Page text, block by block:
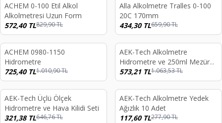
%31
ACHEM 0-100 Etil Alkol
Alkolmetresi Uzun Form
572,40TL829,90TL
%34
Alla Alkolmetre Tralles 0-100
20C 170mm
434,30TL659,90TL
%28
ACHEM 0980-1150
Hidrometre
725,40TL1.010,90TL
%46
AEK-Tech Alkolmetre
Hidrometre ve 250ml Mezür
Seti
573,21TL1.063,53TL
%50
AEK-Tech Üçlü Ölçek
Hidrometre ve Hava Kilidi Seti
321,38TL646,76TL
%58
AEK-Tech Alkolmetre Yedek
Ağızlık 10 Adet
117,60TL277,90TL